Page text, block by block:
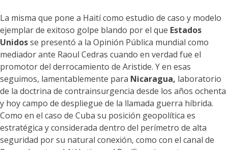
La misma que pone a Haití como estudio de caso y modelo
ejemplar de exitoso golpe blando por el que Estados
Unidosse presentó a la Opinión Pública mundial como
mediador ante Raoul Cedras cuando en verdad fue el
promotor del derrocamiento de Aristide. Y en esas
seguimos, lamentablemente para Nicaragua, laboratorio
de la doctrina de contrainsurgencia desde los años ochenta
y hoy campo de despliegue de la llamada guerra híbrida.
Como en el caso de Cuba su posición geopolítica es
estratégica y considerada dentro del perímetro de alta
seguridad por su natural conexión, como con el canal de